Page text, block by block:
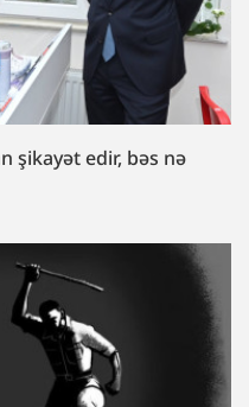
şikayət edir, bəs nə